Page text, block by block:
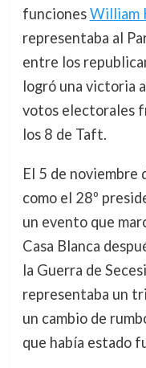
funcionesWilliam
representaba al
entre los
logró una victoria
votos electorales
los 8 de Taft.
El 5 de noviembre
como el 28º
un evento que
Casa Blanca
la Guerra de
representaba un
un cambio de
que había estado